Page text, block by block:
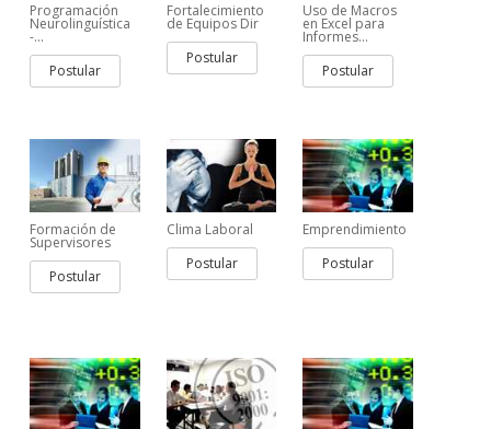
Programación
Neurolinguística
-...
Postular
Fortalecimiento
de Equipos Dir
Postular
Uso de Macros
en Excel para
Informes...
Postular
Formación de
Supervisores
Postular
Clima Laboral
Postular
Emprendimiento
Postular